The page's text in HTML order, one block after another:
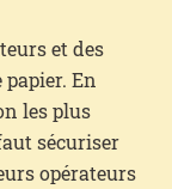
et des
En
les plus
sécuriser
opérateurs